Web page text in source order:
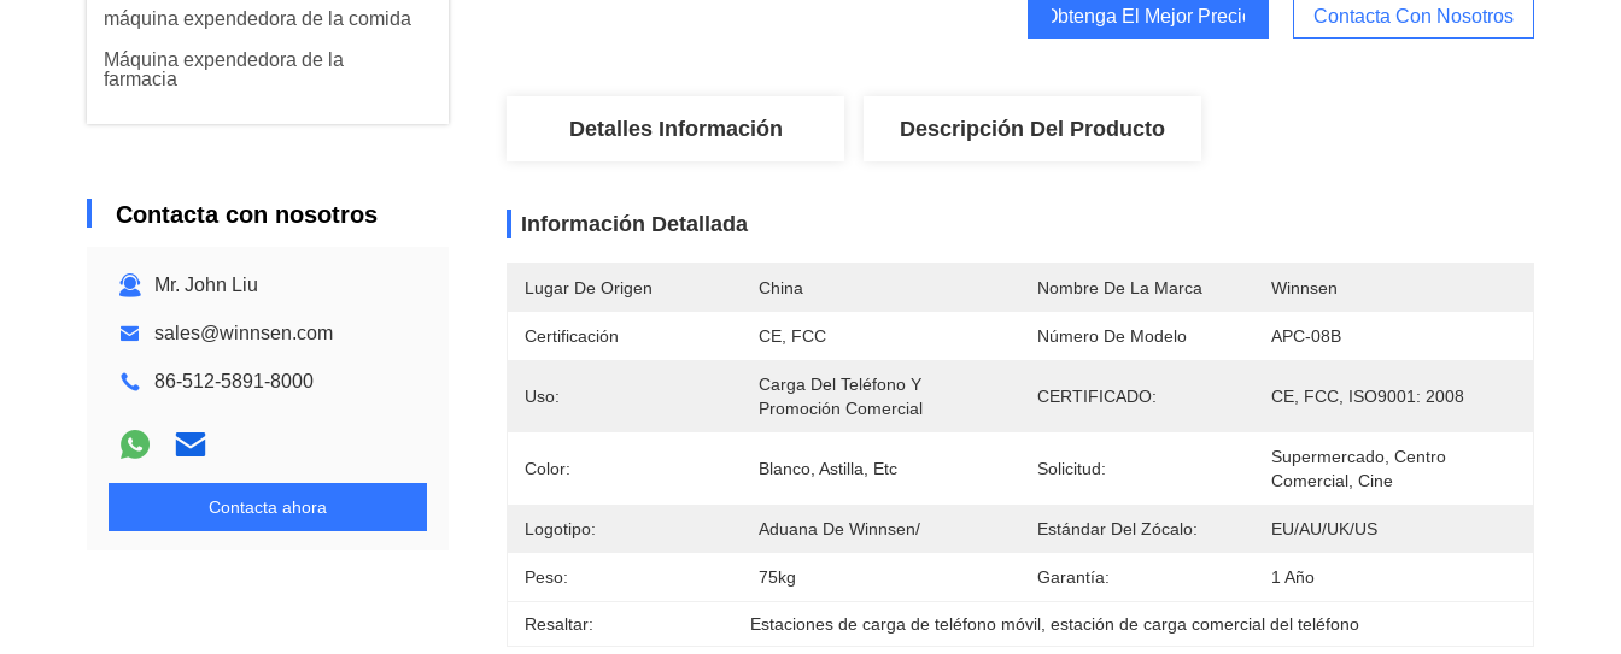
máquina expendedora de la comida
Máquina expendedora de la
farmacia
Contacta con nosotros
Mr. John Liu
sales@winnsen.com
86-512-5891-8000
Contacta ahora
Obtenga El Mejor Precio Contacta Con Nosotros
Detalles Información Descripción Del Producto
Información Detallada
Lugar De Origen China Nombre De La Marca Winnsen
Certificación CE, FCC Número De Modelo APC-08B
Uso:
Carga Del Teléfono Y
Promoción Comercial
CERTIFICADO: CE, FCC, ISO9001: 2008
Color: Blanco, Astilla, Etc Solicitud:
Supermercado, Centro
Comercial, Cine
Logotipo: Aduana De Winnsen/ Estándar Del Zócalo: EU/AU/UK/US
Peso: 75kg Garantía: 1 Año
Resaltar: Estaciones de carga de teléfono móvil , estación de carga comercial del teléfono